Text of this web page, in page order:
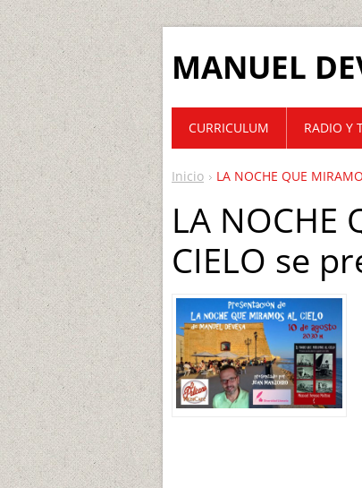
MANUEL
Inicio LA NOCHE QUE
LA NOCHE
CIELO se
CURRICULUM RADIO Y